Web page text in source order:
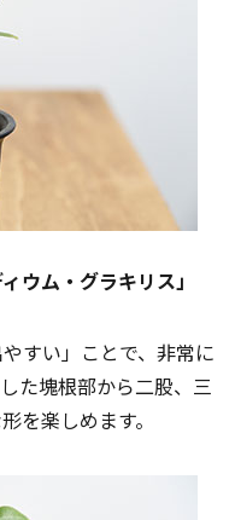
ウム・グラキリス」
すい」ことで、非常に
た塊根部から二股、三
を楽しめます。